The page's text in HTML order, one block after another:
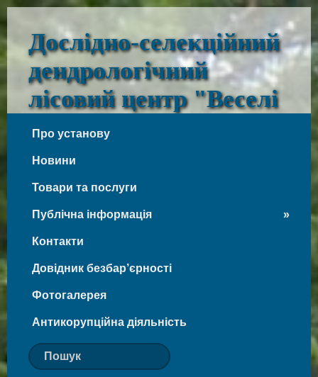
Дослідно-селекційний
дендрологічний
лісовий центр "Веселі
Боковеньки"
Веселі Боковеньки
Про установу
Новини
Товари та послуги
Публічна інформація
Контакти
Довідник безбар’єрності
Фотогалерея
Антикорупційна діяльність